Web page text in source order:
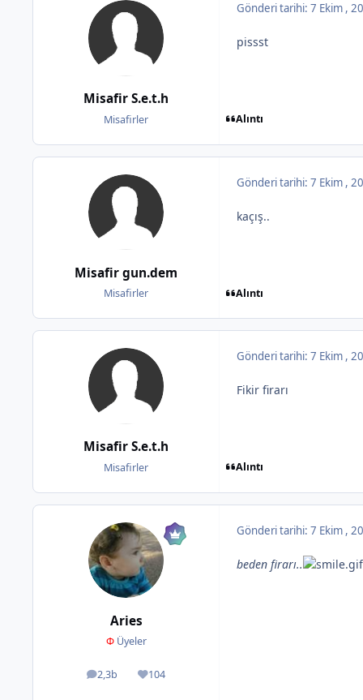
Misafir S.e.t.h
Misafirler
Gönderi tarihi: 7 Ekim ,
pissst
Alıntı
Misafir gun.dem
Misafirler
Gönderi tarihi: 7 Ekim ,
kaçış..
Alıntı
Misafir S.e.t.h
Misafirler
Gönderi tarihi: 7 Ekim ,
Fikir firarı
Alıntı
Aries
ΦÜyeler
2,3b
ileti 104
İtibar
Gönderi tarihi: 7 Ekim ,
beden firarı..